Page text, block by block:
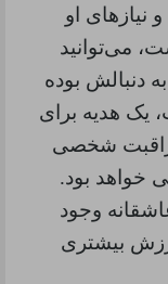
او
می‌توانید
دنبالش بوده
یک هدیه برای
شخصی
خواهد بود.
وجود
بیشتری